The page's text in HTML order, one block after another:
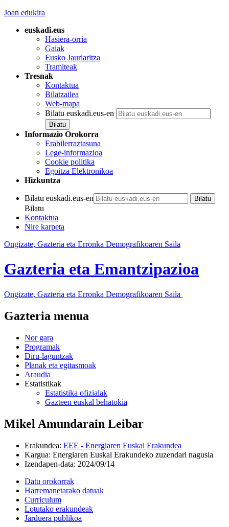
Joan edukira
euskadi.eus
Hasiera-orria
Gaiak
Eusko Jaurlaritza
Tramiteak
Tresnak
Kontaktua
Bilatzailea
Web-mapa
Bilatu euskadi.eus-en
Informazio Orokorra
Erabilerraztasuna
Lege-informazioa
Cookie politika
Egoitza Elektronikoa
Hizkuntza
Bilatu euskadi.eus-en
Bilatu
Kontaktua
Nire karpeta
Ongizate, Gazteria eta Erronka Demografikoaren Saila
Gazteria eta Emantzipazioa
Ongizate, Gazteria eta Erronka Demografikoaren Saila
Gazteria menua
Nor gara
Programak
Diru-laguntzak
Planak eta egitasmoak
Araudia
Estatistikak
Estatistika ofizialak
Gazteen euskal behatokia
Mikel Amundarain Leibar
Erakundea: EEE - Energiaren Euskal Erakundea
Kargua: Energiaren Euskal Erakundeko zuzendari nagusia
Izendapen-data: 2024/09/14
Datu orokorrak
Harremanetarako datuak
Curriculum
Lotutako erakundeak
Jarduera publikoa